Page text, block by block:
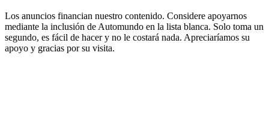
Los anuncios financian nuestro contenido. Considere apoyarnos
mediante la inclusión de Automundo en la lista blanca. Solo toma un
segundo, es fácil de hacer y no le costará nada. Apreciaríamos su
apoyo y gracias por su visita.